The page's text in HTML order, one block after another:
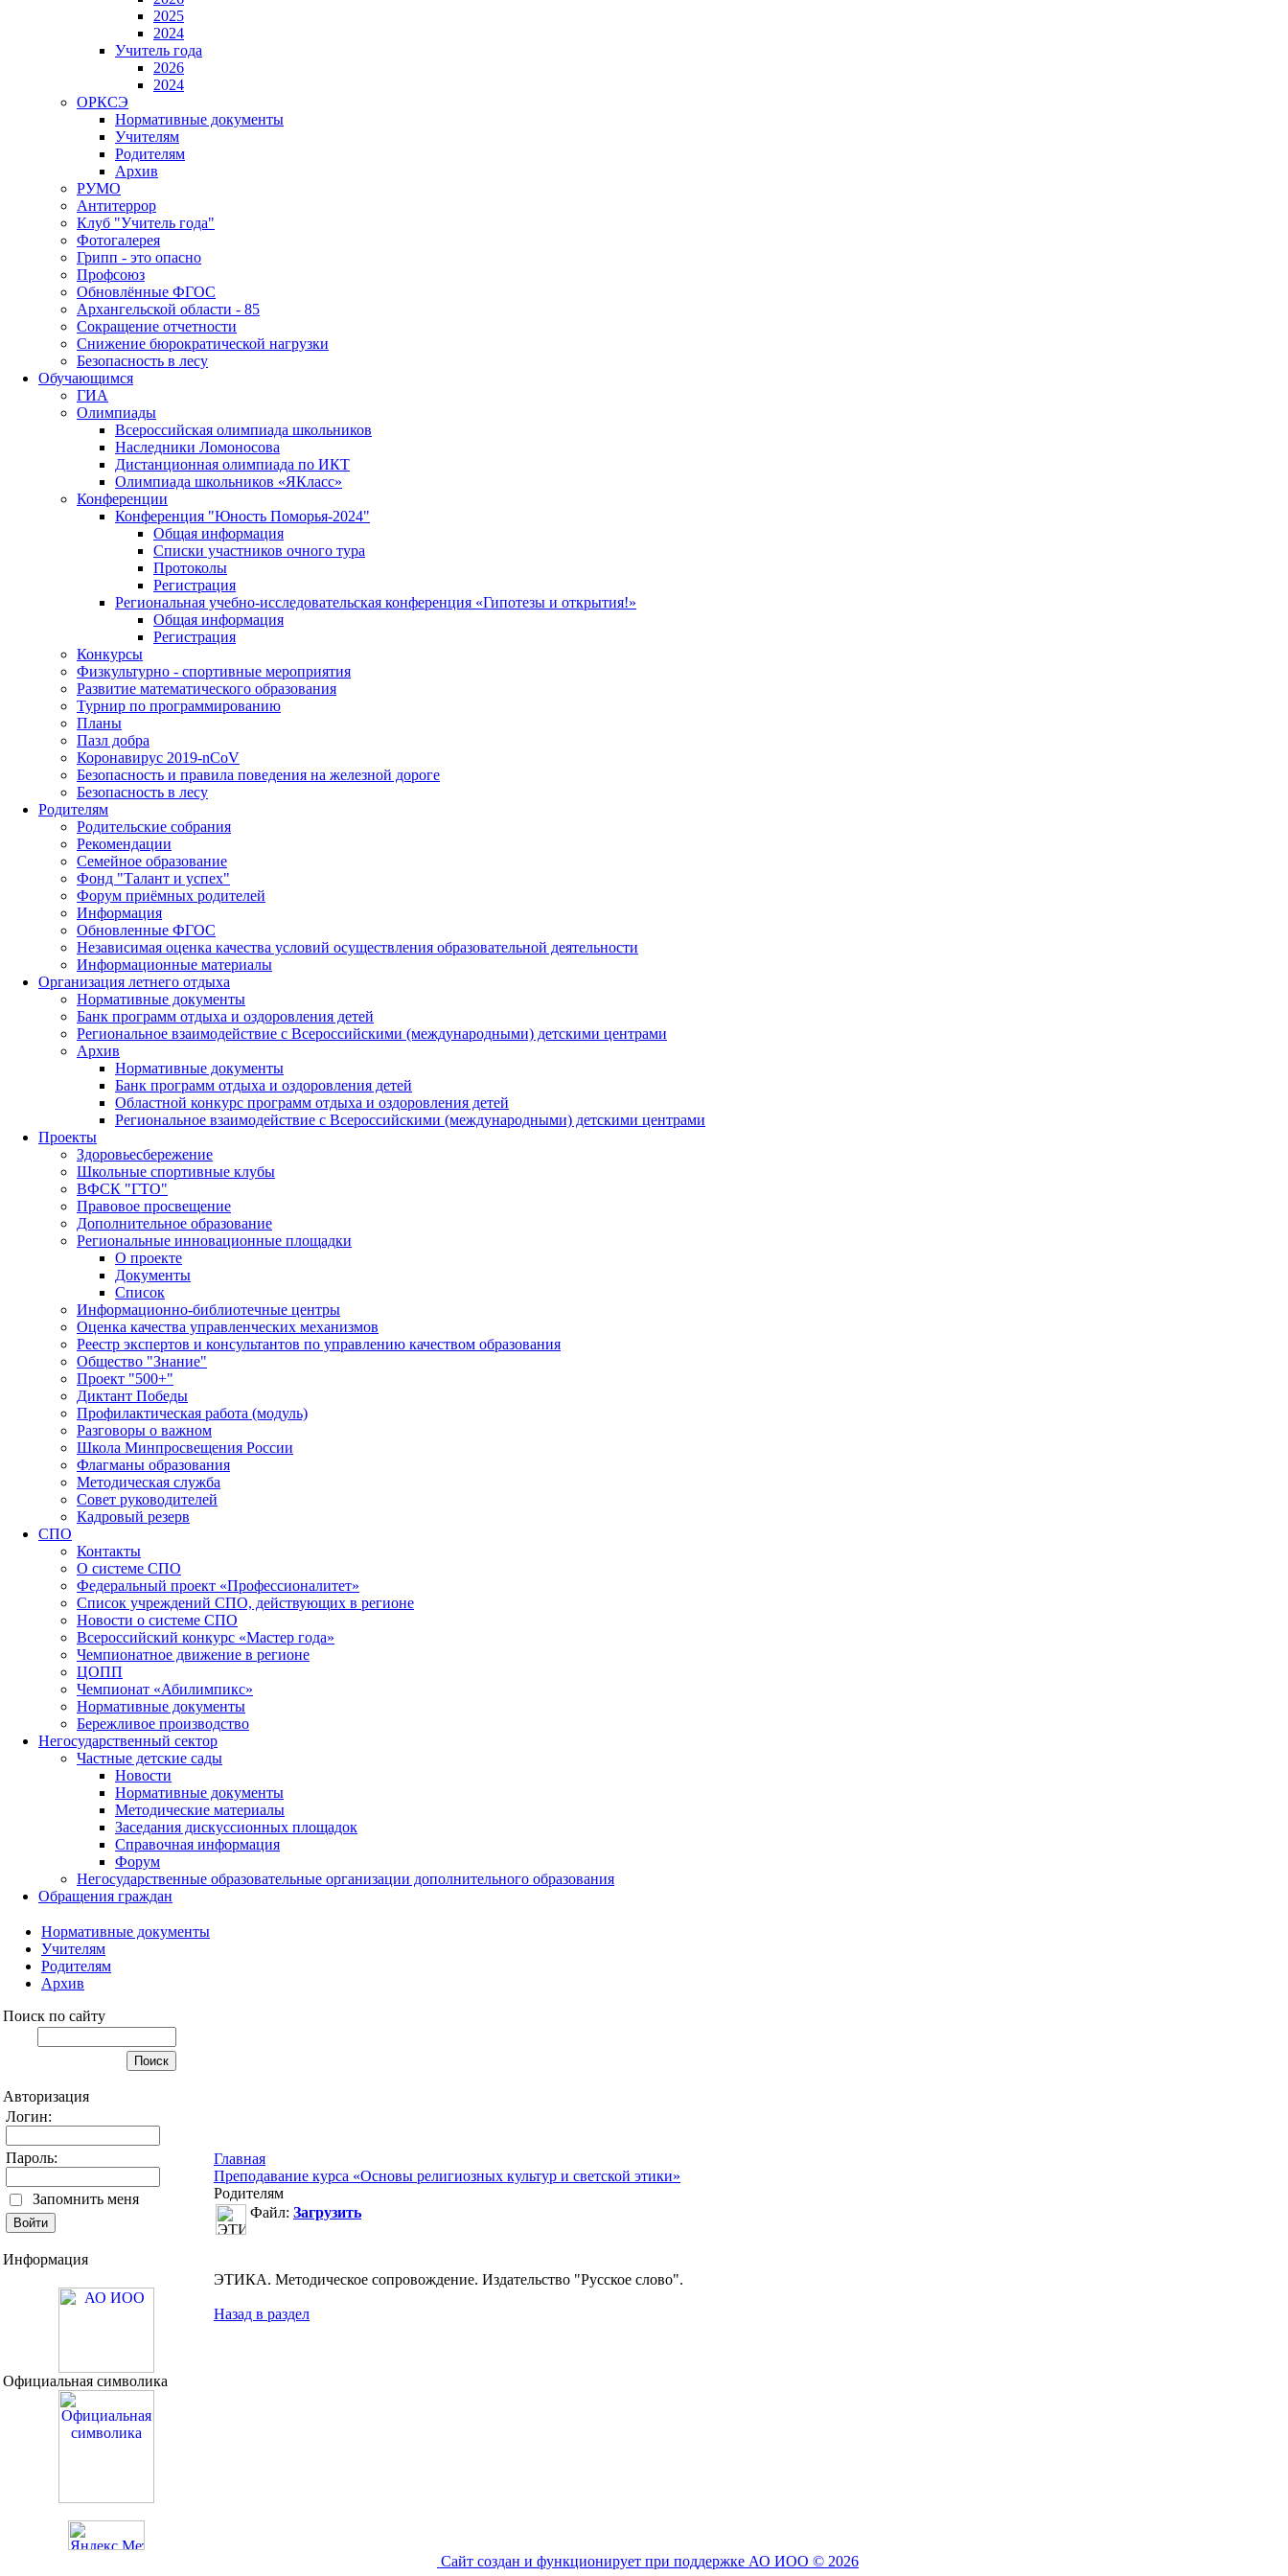
2025
2024
Учитель года
2026
2024
ОРКСЭ
Нормативные документы
Учителям
Родителям
Архив
РУМО
Антитеррор
Клуб "Учитель года"
Фотогалерея
Грипп - это опасно
Профсоюз
Обновлённые ФГОС
Архангельской области - 85
Сокращение отчетности
Снижение бюрократической нагрузки
Безопасность в лесу
Обучающимся
ГИА
Олимпиады
Всероссийская олимпиада школьников
Наследники Ломоносова
Дистанционная олимпиада по ИКТ
Олимпиада школьников «ЯКласс»
Конференции
Конференция "Юность Поморья-2024"
Общая информация
Списки участников очного тура
Протоколы
Регистрация
Региональная учебно-исследовательская конференция «Гипотезы и открытия!»
Общая информация
Регистрация
Конкурсы
Физкультурно - спортивные мероприятия
Развитие математического образования
Турнир по программированию
Планы
Пазл добра
Коронавирус 2019-nCoV
Безопасность и правила поведения на железной дороге
Безопасность в лесу
Родителям
Родительские собрания
Рекомендации
Семейное образование
Фонд "Талант и успех"
Форум приёмных родителей
Информация
Обновленные ФГОС
Независимая оценка качества условий осуществления образовательной деятельности
Информационные материалы
Организация летнего отдыха
Нормативные документы
Банк программ отдыха и оздоровления детей
Региональное взаимодействие с Всероссийскими (международными) детскими центрами
Архив
Нормативные документы
Банк программ отдыха и оздоровления детей
Областной конкурс программ отдыха и оздоровления детей
Региональное взаимодействие с Всероссийскими (международными) детскими центрами
Проекты
Здоровьесбережение
Школьные спортивные клубы
ВФСК "ГТО"
Правовое просвещение
Дополнительное образование
Региональные инновационные площадки
О проекте
Документы
Список
Информационно-библиотечные центры
Оценка качества управленческих механизмов
Реестр экспертов и консультантов по управлению качеством образования
Общество "Знание"
Проект "500+"
Диктант Победы
Профилактическая работа (модуль)
Разговоры о важном
Школа Минпросвещения России
Флагманы образования
Методическая служба
Совет руководителей
Кадровый резерв
СПО
Контакты
О системе СПО
Федеральный проект «Профессионалитет»
Список учреждений СПО, действующих в регионе
Новости о системе СПО
Всероссийский конкурс «Мастер года»
Чемпионатное движение в регионе
ЦОПП
Чемпионат «Абилимпикс»
Нормативные документы
Бережливое производство
Негосударственный сектор
Частные детские сады
Новости
Нормативные документы
Методические материалы
Заседания дискуссионных площадок
Справочная информация
Форум
Негосударственные образовательные организации дополнительного образования
Обращения граждан
Нормативные документы
Учителям
Родителям
Архив
Поиск по сайту
Авторизация
Логин:
Пароль:
Запомнить меня
Информация
Официальная символика
Главная
Преподавание курса «Основы религиозных культур и светской этики»
Родителям
Файл: Загрузить
ЭТИКА. Методическое сопровождение. Издательство "Русское слово".
Назад в раздел
Сайт создан и функционирует при поддержке АО ИОО © 2026